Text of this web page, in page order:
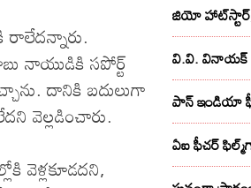
రాలేదన్నారు.
నాయుడికి సపోర్ట్
దానికి బదులుగా
వెల్లడించారు.
వెళ్లకూడదని,
జియో హాట్‌స్టార్,
వి.వి. వినాయక్
పాన్ ఇండియా
ఏఐ ఫీచర్